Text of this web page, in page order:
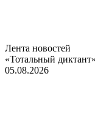
Лента новостей
«Тотальный
05.08.2026